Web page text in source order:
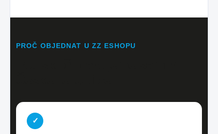
PROČ OBJEDNAT U ZZ ESHOPU
✓